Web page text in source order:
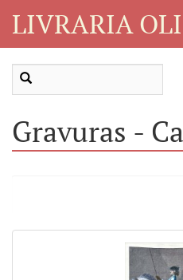
LIVRARIA
Gravuras -